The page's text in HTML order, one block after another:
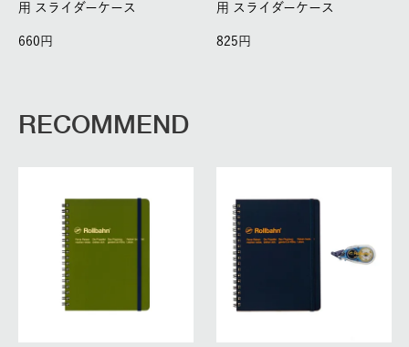
用 スライダーケース
660
用 スライダーケース
825
RECOMMEND